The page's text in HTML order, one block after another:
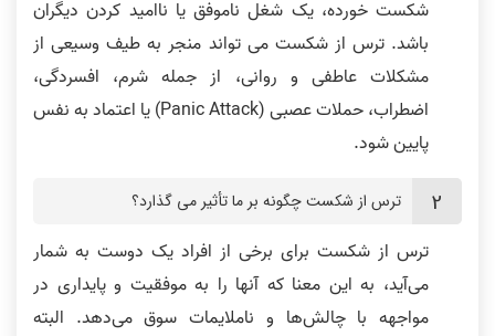
شکست خورده، یک شغل ناموفق یا ناامید کردن دیگران
باشد. ترس از شکست می تواند منجر به طیف وسیعی از
مشکلات عاطفی و روانی، از جمله شرم، افسردگی،
اضطراب، حملات عصبی (Panic Attack) یا اعتماد به نفس
پایین شود.
ترس از شکست چگونه بر ما تأثیر می گذارد؟
ترس از شکست برای برخی از افراد یک دوست به شمار
می‌آید، به این معنا که آنها را به موفقیت و پایداری در
مواجهه با چالش‌ها و ناملایمات سوق می‌دهد. البته